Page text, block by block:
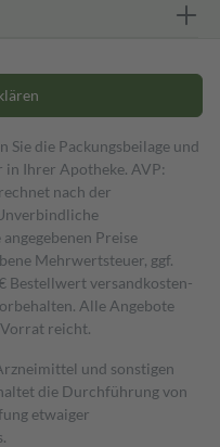
Sie die Packungsbeilage und
Ihrer Apotheke. AVP:
nach der
Preise
Mehrwertsteuer, ggf.
Bestell­wert versand­kosten­
Alle Angebote
reicht.
und sonstigen
die Durchführung von
etwaiger